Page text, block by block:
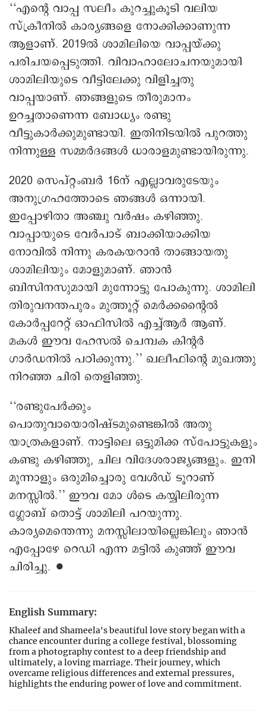
‘‘എന്റെ വാപ്പ സലീം കുറച്ചുകൂടി വലിയ
സ്ക്രീനിൽ കാര്യങ്ങളെ നോക്കിക്കാണുന്ന
ആളാണ്. 2019ൽ ശാമിലിയെ വാപ്പയ്ക്കു
പരിചയപ്പെടുത്തി. വിവാഹാലോചനയുമായി
ശാമിലിയുടെ വീട്ടിലേക്കു വിളിച്ചതു
വാപ്പയാണ്. ഞങ്ങളുടെ തീരുമാനം
ഉറച്ചതാണെന്ന ബോധ്യം രണ്ടു
വീട്ടുകാർക്കുമുണ്ടായി. ഇതിനിടയിൽ പുറത്തു
നിന്നുള്ള സമ്മർദങ്ങൾ ധാരാളമുണ്ടായിരുന്നു.
2020 സെപ്റ്റംബർ 16ന് എല്ലാവരുടേയും
അനുഗ്രഹത്തോടെ ഞങ്ങൾ ഒന്നായി.
ഇപ്പോഴിതാ അഞ്ചു വർഷം കഴിഞ്ഞു.
വാപ്പായുടെ വേർപാട് ബാക്കിയാക്കിയ
നോവിൽ നിന്നു കരകയറാൻ താങ്ങായതു
ശാമിലിയും മോളുമാണ്. ഞാൻ
ബിസിനസുമായി മുന്നോട്ടു പോകുന്നു. ശാമിലി
തിരുവനന്തപുരം മുത്തൂറ്റ് മെർക്കന്റൈൽ
കോർപ്പറേറ്റ് ഓഫിസിൽ എച്ച്ആർ ആണ്.
മകൾ ഈവ ഹേസൽ ചെമ്പക കിന്റർ
ഗാർഡനിൽ പഠിക്കുന്നു.’’ ഖലീഫിന്റെ മുഖത്തു
നിറഞ്ഞ ചിരി തെളിഞ്ഞു.
‘‘രണ്ടുപേർക്കും
പൊതുവായൊരിഷ്ടമുണ്ടെങ്കിൽ അതു
യാത്രകളാണ്. നാട്ടിലെ ഒട്ടുമിക്ക സ്പോട്ടുകളും
കണ്ടു കഴിഞ്ഞു, ചില വിദേശരാജ്യങ്ങളും. ഇനി
മൂന്നാളും ഒരുമിച്ചൊരു വേൾഡ് ടൂറാണ്
മനസ്സിൽ.’’ ഈവ മോ ൾടെ കയ്യിലിരുന്ന
ഗ്ലോബ് തൊട്ട് ശാമിലി പറയുന്നു.
കാര്യമെന്തെന്നു മനസ്സിലായില്ലെങ്കിലും ഞാൻ
എപ്പോഴേ റെഡി എന്ന മട്ടിൽ കുഞ്ഞ് ഈവ
ചിരിച്ചു. ∙
English Summary:
Khaleef and Shameela's beautiful love story began with a
chance encounter during a college festival, blossoming
from a photography contest to a deep friendship and
ultimately, a loving marriage. Their journey, which
overcame religious differences and external pressures,
highlights the enduring power of love and commitment.